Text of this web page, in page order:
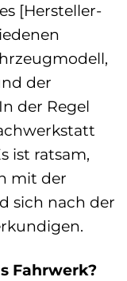
[Hersteller-
der
der Regel
ist ratsam,
mit der
sich nach der
Fahrwerk?